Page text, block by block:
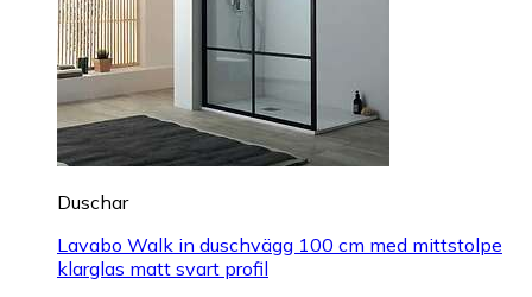
Duschar
Lavabo Walk in duschvägg 100 cm med mittstolpe
klarglas matt svart profil